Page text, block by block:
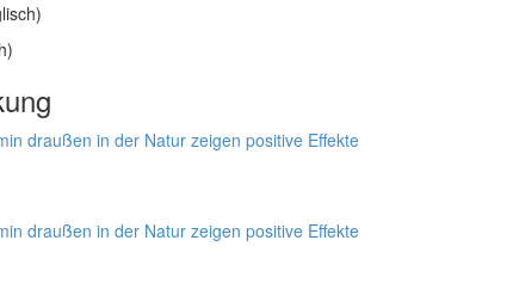
draußen in der Natur zeigen positive Effekte
draußen in der Natur zeigen positive Effekte